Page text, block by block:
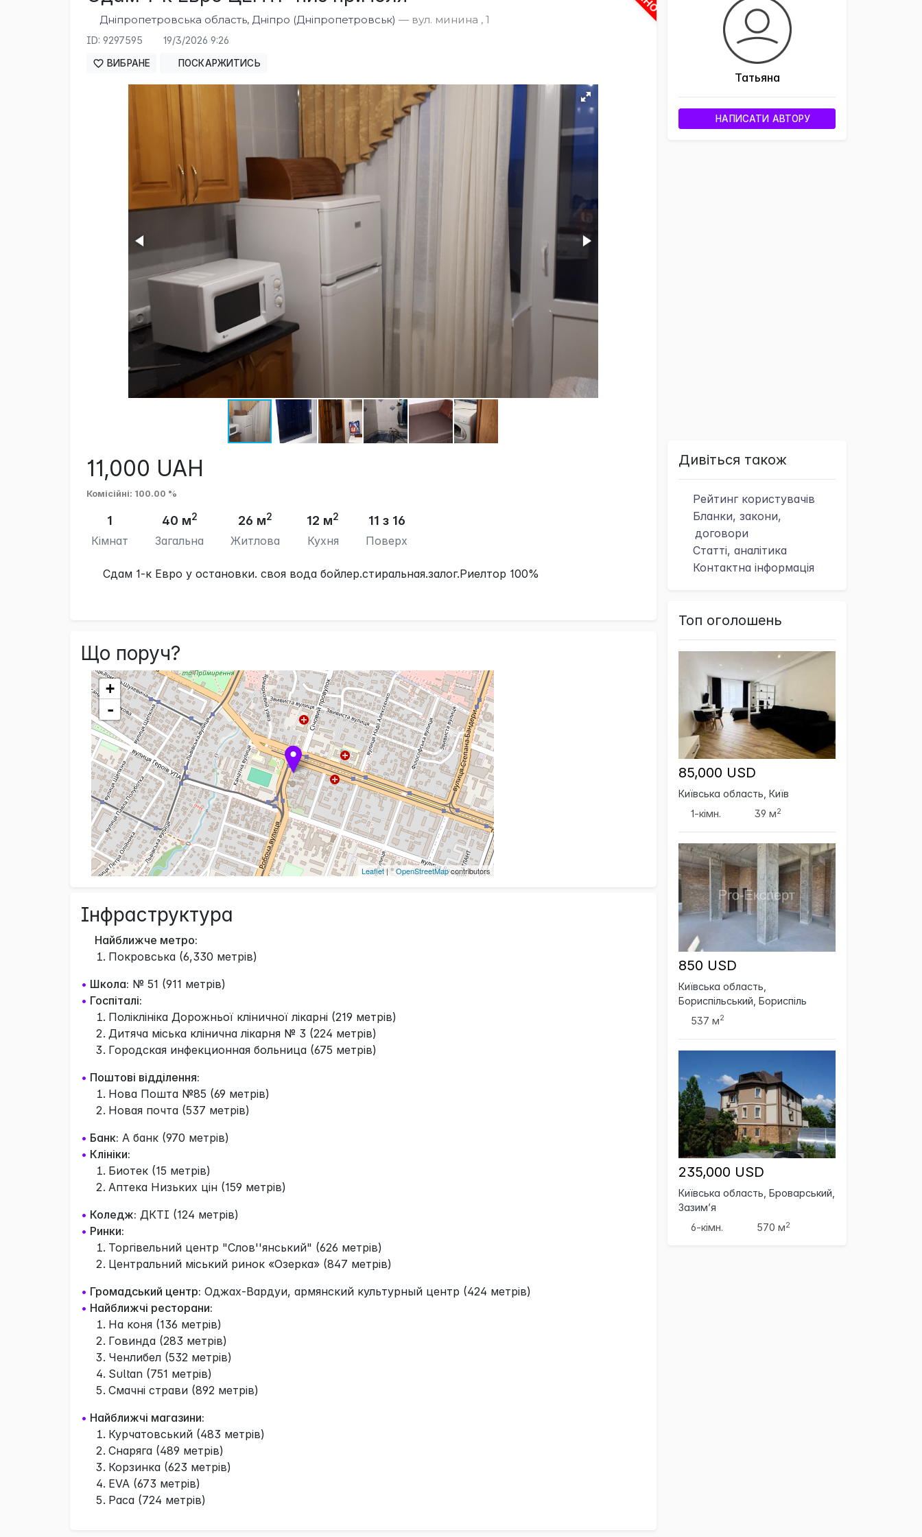
Дніпропетровська область, Дніпро (Дніпропетровськ) — вул. минина , 1
ID: 9297595 19/3/2026 9:26
ВИБРАНЕ ПОСКАРЖИТИСЬ
11,000 UAH
Комісійні: 100.00 %
1
Кімнат
40 м2
Загальна
26 м2
Житлова
12 м2
Кухня
11 з 16
Поверх
Сдам 1-к Евро у остановки. своя вода бойлер.стиральная.залог.Риелтор 100%
Що поруч?
+
-
Leaflet | ©OpenStreetMapcontributors
Інфраструктура
Найближче метро:
Покровська (6,330 метрів)
• Школа: № 51 (911 метрів)
• Госпіталі:
Поліклініка Дорожньої кліничної лікарні (219 метрів)
Дитяча міська клінична лікарня № 3 (224 метрів)
Городская инфекционная больница (675 метрів)
• Поштові відділення:
Нова Пошта №85 (69 метрів)
Новая почта (537 метрів)
• Банк: А банк (970 метрів)
• Клініки:
Биотек (15 метрів)
Аптека Низьких цін (159 метрів)
• Коледж: ДКТІ (124 метрів)
• Ринки:
Торгівельний центр "Слов''янський" (626 метрів)
Центральний міський ринок «Озерка» (847 метрів)
• Громадський центр: Оджах-Вардуи, армянский культурный центр (424 метрів)
• Найближчі ресторани:
На коня (136 метрів)
Говинда (283 метрів)
Ченлибел (532 метрів)
Sultan (751 метрів)
Смачні страви (892 метрів)
• Найближчі магазини:
Курчатовський (483 метрів)
Снаряга (489 метрів)
Корзинка (623 метрів)
EVA (673 метрів)
Раса (724 метрів)
Татьяна
НАПИСАТИ АВТОРУ
Дивіться також
Рейтинг користувачів
Бланки, закони,
договори
Статті, аналітика
Контактна інформація
Топ оголошень
85,000 USD
Київська область, Київ
1-кімн.
39 м2
850 USD
Київська область,
Бориспільський, Бориспіль
537 м2
235,000 USD
Київська область, Броварський,
Зазим’я
6-кімн.
570 м2